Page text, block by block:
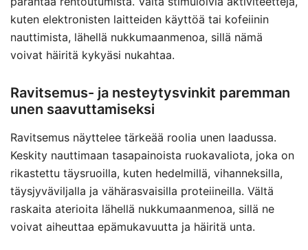
kuten elektronisten laitteiden käyttöä tai kofeiinin
nauttimista, lähellä nukkumaanmenoa, sillä nämä
voivat häiritä kykyäsi nukahtaa.
Ravitsemus- ja nesteytysvinkit paremman
unen saavuttamiseksi
Ravitsemus näyttelee tärkeää roolia unen laadussa.
Keskity nauttimaan tasapainoista ruokavaliota, joka on
rikastettu täysruoilla, kuten hedelmillä, vihanneksilla,
täysjyväviljalla ja vähärasvaisilla proteiineilla. Vältä
raskaita aterioita lähellä nukkumaanmenoa, sillä ne
voivat aiheuttaa epämukavuutta ja häiritä unta.